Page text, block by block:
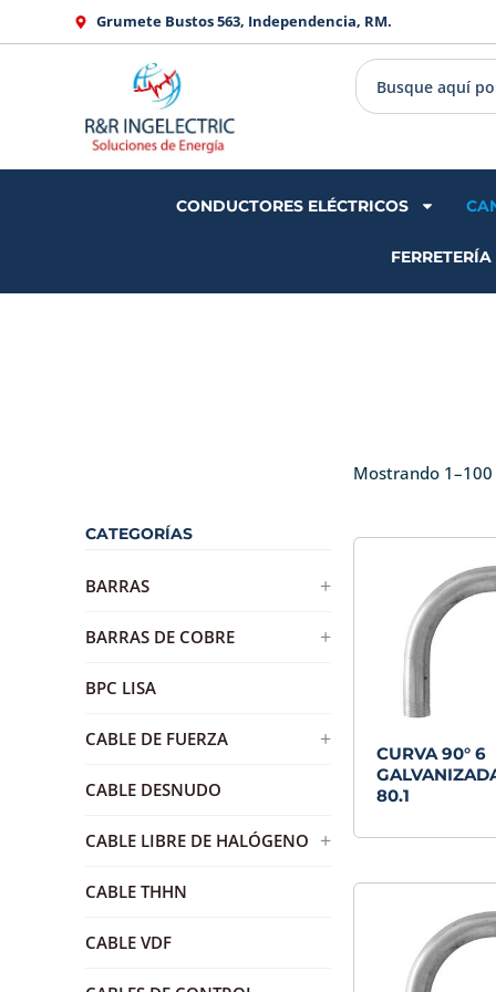
al
Grumete Bustos 563, Independencia, RM.
CONDUCTORES ELÉCTRICOS
CATEGORÍAS
BARRAS +
BARRA DE DISTRIBUCION DE
BARRAS DE COBRE +
BARRA DE COBRE ESTAÑADA
BPC LISA
CABLE DE FUERZA +
AWG
CABLE DESNUDO
CABLE LIBRE DE HALÓGENO +
H07Z1-K
CABLE THHN
CABLE VDF
Mostrando
CURVA 90° 6
80.1